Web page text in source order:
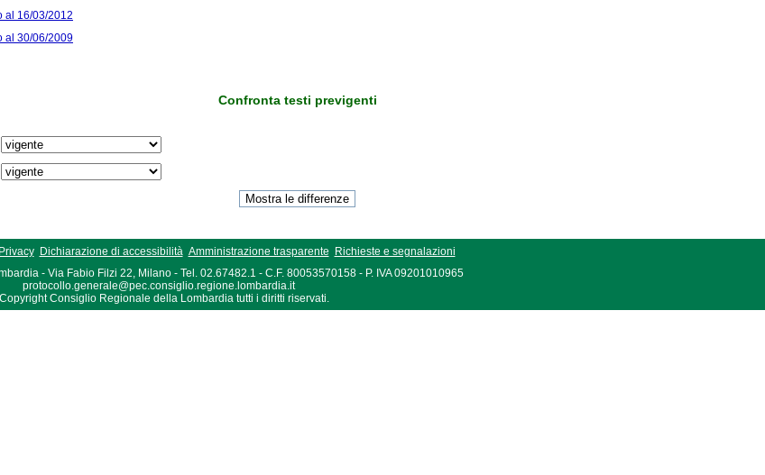
al 16/03/2012
al 30/06/2009
Confronta testi previgenti
Privacy Dichiarazione di accessibilità Amministrazione trasparente
Richieste e segnalazioni
- Via Fabio Filzi 22, Milano - Tel. 02.67482.1 - C.F. 80053570158 - P. IVA 09201010965
protocollo.generale@pec.consiglio.regione.lombardia.it
Consiglio Regionale della Lombardia tutti i diritti riservati.